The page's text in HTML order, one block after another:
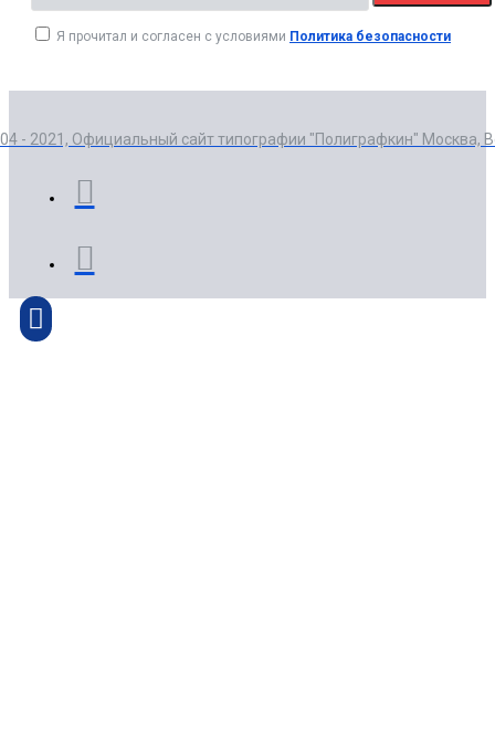
Я прочитал и согласен с условиями Политика безопасности
- 2021, Официальный сайт типографии "Полиграфкин" Москва,